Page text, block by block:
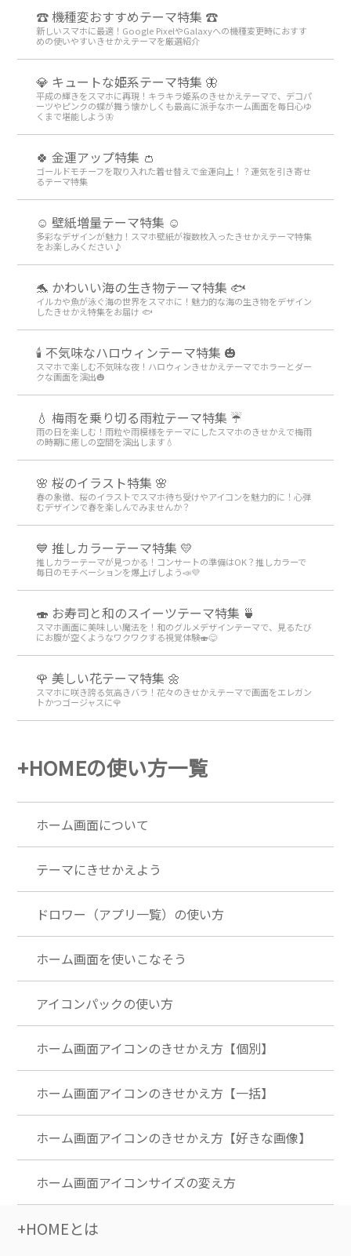
☎ 機種変おすすめテーマ特集 ☎
新しいスマホに最適！Google PixelやGalaxyへの機種変更時におすす
めの使いやすいきせかえテーマを厳選紹介
💎 キュートな姫系テーマ特集 🦋
平成の輝きをスマホに再現！キラキラ姫系のきせかえテーマで、デコパ
ーツやピンクの蝶が舞う懐かしくも最高に派手なホーム画面を毎日心ゆ
くまで堪能しよう🦋
🍀 金運アップ特集 👛
ゴールドモチーフを取り入れた着せ替えで金運向上！？運気を引き寄せ
るテーマ特集
☺️ 壁紙増量テーマ特集 ☺️
多彩なデザインが魅力！スマホ壁紙が複数枚入ったきせかえテーマ特集
をお楽しみください♪
🐬 かわいい海の生き物テーマ特集 🐟
イルカや魚が泳ぐ海の世界をスマホに！魅力的な海の生き物をデザイン
したきせかえ特集をお届け 🐟
🕯️ 不気味なハロウィンテーマ特集 🎃
スマホで楽しむ不気味な夜！ハロウィンきせかえテーマでホラーとダー
クな画面を演出🎃
💧 梅雨を乗り切る雨粒テーマ特集 ☔
雨の日を楽しむ！雨粒や雨模様をテーマにしたスマホのきせかえで梅雨
の時期に癒しの空間を演出します💧
🌸 桜のイラスト特集 🌸
春の象徴、桜のイラストでスマホ待ち受けやアイコンを魅力的に！心弾
むデザインで春を楽しんでみませんか？
💙 推しカラーテーマ特集 💛
推しカラーテーマが見つかる！コンサートの準備はOK？推しカラーで
毎日のモチベーションを爆上げしよう📣💜
🍣 お寿司と和のスイーツテーマ特集 🍵
スマホ画面に美味しい魔法を！和のグルメデザインテーマで、見るたび
にお腹が空くようなワクワクする視覚体験🍣😋
🌹 美しい花テーマ特集 🌼
スマホに咲き誇る気高きバラ！花々のきせかえテーマで画面をエレガン
トかつゴージャスに🌹
+HOMEの使い方一覧
ホーム画面について
テーマにきせかえよう
ドロワー（アプリ一覧）の使い方
ホーム画面を使いこなそう
アイコンパックの使い方
ホーム画面アイコンのきせかえ方【個別】
ホーム画面アイコンのきせかえ方【一括】
ホーム画面アイコンのきせかえ方【好きな画像】
ホーム画面アイコンサイズの変え方
+HOMEとは